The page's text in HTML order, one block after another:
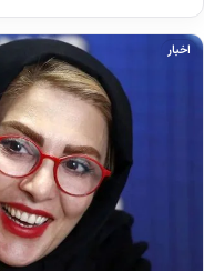
اخبار